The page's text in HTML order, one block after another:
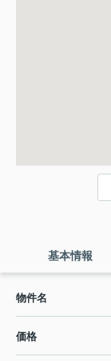
基本情報
物件名
価格